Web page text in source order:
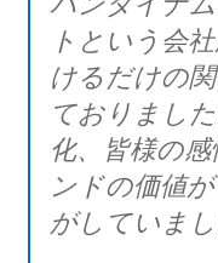
トという会
けるだけの
ておりまし
化、皆様の
ンドの価値
がしていまし